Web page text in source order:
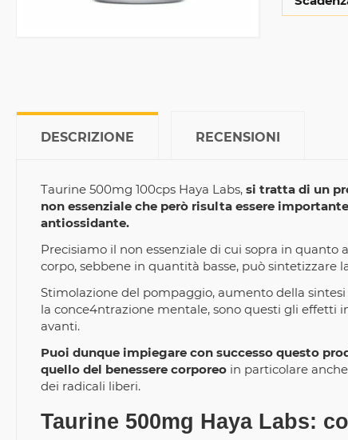
DESCRIZIONE RECENSIONI
Taurine 500mg 100cps Haya Labs, si tratta di un
non essenziale che però risulta essere
antiossidante.
Precisiamo il non essenziale di cui sopra in
corpo, sebbene in quantità basse, può sintetizzare
Stimolazione del pompaggio, aumento della
la conce4ntrazione mentale, sono questi gli effetti
avanti.
Puoi dunque impiegare con successo questo
quello del benessere corporeo in particolare
dei radicali liberi.
Taurine 500mg Haya Labs: